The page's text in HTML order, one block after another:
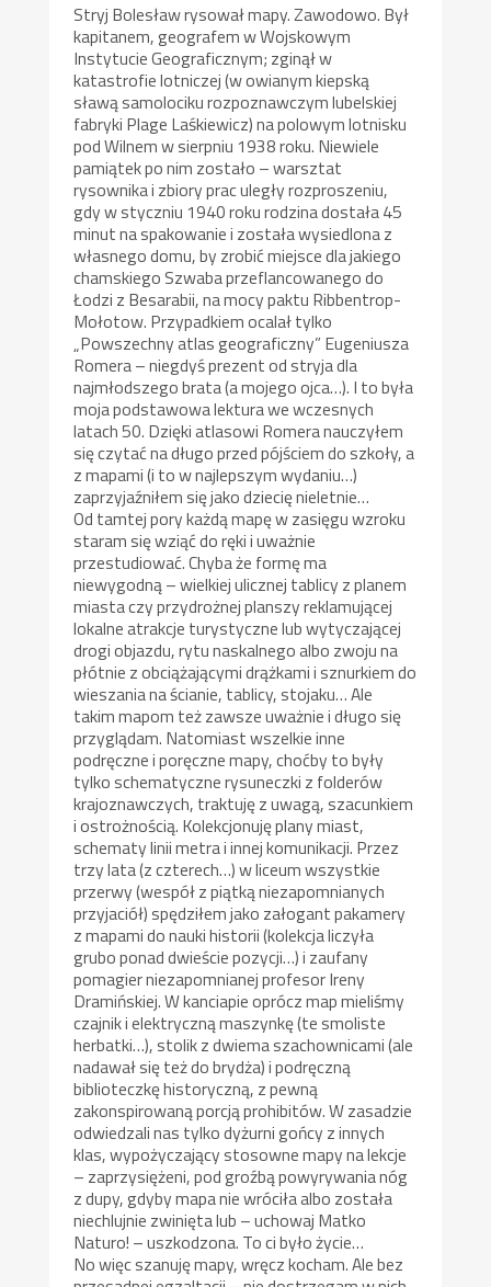
Stryj Bolesław rysował mapy. Zawodowo. Był
kapitanem, geografem w Wojskowym
Instytucie Geograficznym; zginął w
katastrofie lotniczej (w owianym kiepską
sławą samolociku rozpoznawczym lubelskiej
fabryki Plage Laśkiewicz) na polowym lotnisku
pod Wilnem w sierpniu 1938 roku. Niewiele
pamiątek po nim zostało – warsztat
rysownika i zbiory prac uległy rozproszeniu,
gdy w styczniu 1940 roku rodzina dostała 45
minut na spakowanie i została wysiedlona z
własnego domu, by zrobić miejsce dla jakiego
chamskiego Szwaba przeflancowanego do
Łodzi z Besarabii, na mocy paktu Ribbentrop-
Mołotow. Przypadkiem ocalał tylko
„Powszechny atlas geograficzny” Eugeniusza
Romera – niegdyś prezent od stryja dla
najmłodszego brata (a mojego ojca…). I to była
moja podstawowa lektura we wczesnych
latach 50. Dzięki atlasowi Romera nauczyłem
się czytać na długo przed pójściem do szkoły, a
z mapami (i to w najlepszym wydaniu…)
zaprzyjaźniłem się jako dziecię nieletnie…
Od tamtej pory każdą mapę w zasięgu wzroku
staram się wziąć do ręki i uważnie
przestudiować. Chyba że formę ma
niewygodną – wielkiej ulicznej tablicy z planem
miasta czy przydrożnej planszy reklamującej
lokalne atrakcje turystyczne lub wytyczającej
drogi objazdu, rytu naskalnego albo zwoju na
płótnie z obciążającymi drążkami i sznurkiem do
wieszania na ścianie, tablicy, stojaku… Ale
takim mapom też zawsze uważnie i długo się
przyglądam. Natomiast wszelkie inne
podręczne i poręczne mapy, choćby to były
tylko schematyczne rysuneczki z folderów
krajoznawczych, traktuję z uwagą, szacunkiem
i ostrożnością. Kolekcjonuję plany miast,
schematy linii metra i innej komunikacji. Przez
trzy lata (z czterech…) w liceum wszystkie
przerwy (wespół z piątką niezapomnianych
przyjaciół) spędziłem jako załogant pakamery
z mapami do nauki historii (kolekcja liczyła
grubo ponad dwieście pozycji…) i zaufany
pomagier niezapomnianej profesor Ireny
Dramińskiej. W kanciapie oprócz map mieliśmy
czajnik i elektryczną maszynkę (te smoliste
herbatki…), stolik z dwiema szachownicami (ale
nadawał się też do brydża) i podręczną
biblioteczkę historyczną, z pewną
zakonspirowaną porcją prohibitów. W zasadzie
odwiedzali nas tylko dyżurni gońcy z innych
klas, wypożyczający stosowne mapy na lekcje
– zaprzysiężeni, pod groźbą powyrywania nóg
z dupy, gdyby mapa nie wróciła albo została
niechlujnie zwinięta lub – uchowaj Matko
Naturo! – uszkodzona. To ci było życie…
No więc szanuję mapy, wręcz kocham. Ale bez